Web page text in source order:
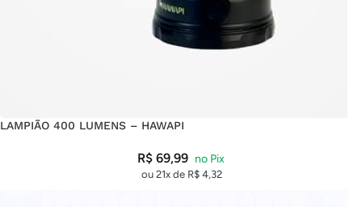
LAMPIÃO 400 LUMENS – HAWAPI
R$ 69,99
ou 21x de R$4,32